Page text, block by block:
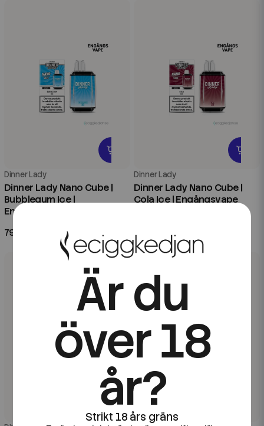
Dinner Lady
Dinner Lady Nano Cube |
Bubblegum Ice |
Engångsvape
79 kr
Dinner Lady
Dinner Lady Nano Cube |
Cola Ice | Engångsvape
79 kr
Är du
över 18
år?